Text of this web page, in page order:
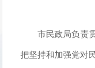
市民政局负责
把坚持和加强党对